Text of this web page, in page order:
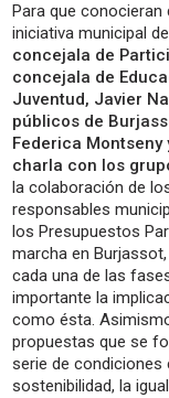
Para que
iniciativa municipal
concejala de
concejala de
Juventud, Javier
públicos de
Federica Montseny
charla con los
la colaboración de
responsables
los Presupuestos
marcha en
cada una de las
importante la
como ésta.
propuestas que se
serie de condiciones
sostenibilidad, la